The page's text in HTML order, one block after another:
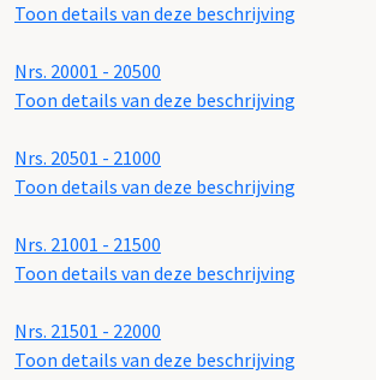
Toon details van deze beschrijving
Nrs. 20001 - 20500
Toon details van deze beschrijving
Nrs. 20501 - 21000
Toon details van deze beschrijving
Nrs. 21001 - 21500
Toon details van deze beschrijving
Nrs. 21501 - 22000
Toon details van deze beschrijving